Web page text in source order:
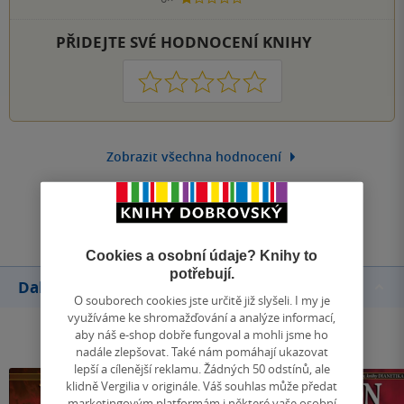
PŘIDEJTE SVÉ HODNOCENÍ KNIHY
1 2 3 4 5
Zobrazit všechna hodnocení
Přidat hodnocení
Další knihy autora
Cookies a osobní údaje? Knihy to
potřebují.
O souborech cookies jste určitě již slyšeli. I my je
využíváme ke shromažďování a analýze informací,
aby náš e-shop dobře fungoval a mohli jsme ho
nadále zlepšovat. Také nám pomáhají ukazovat
lepší a cílenější reklamu. Žádných 50 odstínů, ale
klidně Vergilia v originále. Váš souhlas může předat